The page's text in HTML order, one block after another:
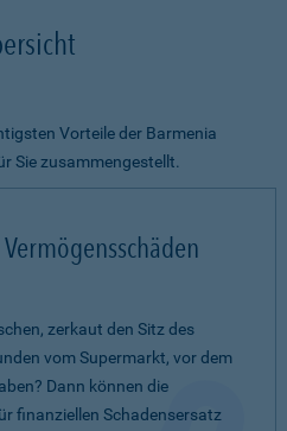
Vorteile der Barmenia
Sie zusammengestellt.
zerkaut den Sitz des
vom Supermarkt, vor dem
Dann können die
finanziellen Schadensersatz